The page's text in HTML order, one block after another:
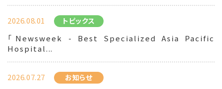
2026.08.01 トピックス
「Newsweek - Best Specialized Asia Pacific
Hospital...
2026.07.27 お知らせ